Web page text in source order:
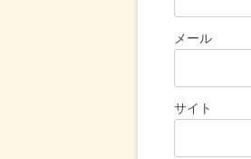
メール
サイト